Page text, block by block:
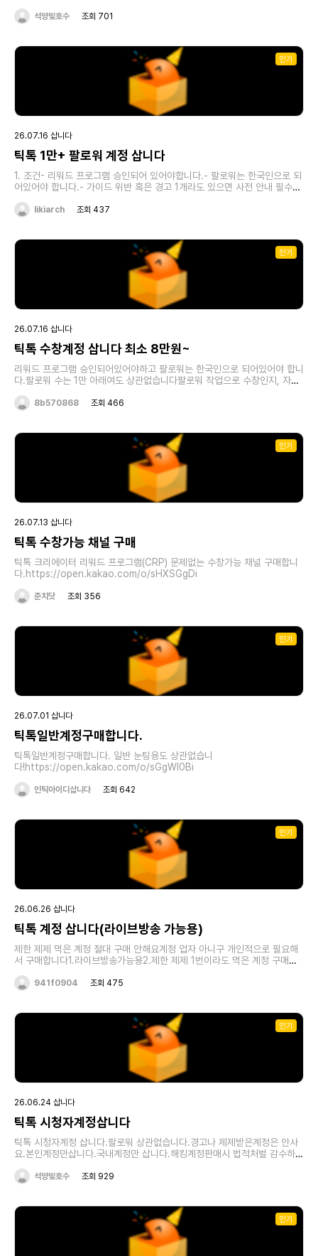
다.절대 선처 없고 합의없습니다.
는 시청자나 사용자수가 가파른속도로 감소하는추세입니다.따라서 틱톡계정
의 판매가격은 계속 하락하고 있습니다.판매하는사람들은 본인이 얼마를 투
한만큼 라이브방송을 보면서 호스트들에게 그에 상응하는 대접을 받았을거
라 생각합니다.본인투자금액만 생각하면서 그에 해당하는만큼 누릴꺼 다 누
리고 또 받을만큼받고 판매하고싶다는건 그냥계속 가지고 있고싶다는거겠
죠..예를들어 천만원짜리 양주를 구매해서 양주는 다마셔놓고 양주병만 파는
데 내가 천만원주고산 양주니까. 양주병은 백만원에 판매한다? 누가 그걸 구
매할사람있을까요?본인이 계정에 투자한만큼의 대접은 이미 호스트들에게
충분히 받았다고 생각합니다,본인이 투자한금액만 고집할려면 그렇게 인정
해주는 분에게 판매하시면됩니다.진짜 틱톡을 접고 현생으로 돌아가실분은
투자한금액 생각안하고 훌훌털고 접으시더라구요..저는 저렴하게 구매할생
각입니다.틱톡계정은 시세라는게 전혀없습니다.시세타령하실분은 뒤로가기
누르시면됩니다.저는 심심할때 방송볼려고 구매하는거라 굳이 비싸게 구매
할이유 없습니다.구매못하면 그냥 새로만들어서 천천히 재미삼아 하면되니
까요.-------틱톡 후원자 레벨별 구매가격표-------37이하계정은. 구매하
않습니다.38레벨 25만원39레벨 30만원40레벨 45만원 (40레벨부터는
전용 아이탬이 있어서 39레벨과 40레벨 가격차이는 있을수밖에 없습니다)
41,42레벨을 구매할이유가 없다고 봅니다).43레벨 70만원 (43부터
44.45는 동일한 전용아이탬이기때문에 44,45는 패스합니다. 43레벨은
40.41.42레벨에 없는 전용아이탬이 있기때문에 구매가격차이가 있을수밖
에 없습니다)46레벨 200만원 (위에 서술한내용참고하시면 이해하시기 빠
르실거예요 )모든거래는 본인확인후 거래가 진행됩니다.39레벨 이상 판매
자계정과 연락처.계좌번호가 동일해야되며 40레벨이상은 추가로. 신분이
동일해야 거래됩니다.위의 내용에 동의하고 판매하실분들은 아래 링크를 클
릭하시고 채팅주세요.참고로 흥정은 절대안합니다.위의 가격표대로 판매하
실분만. 채팅주세요https://open.kakao.com/o/smw3poEi계정판매후
간혹 회수해가는 도둑넘들 있던데 절대 합의 없이 법절차대로 진행되니 잘생
각하시고 판매하셨으면 합니다..(현재3명고소해서 두명은 형사벌금300만
원처벌받았고 별개로민사손해배상300만원 지급명령받았고 한명은 다수의
피해자가 있어 현재 대구교도소에 수감중입니다)이런 불미스러운상황은 안
석양빛호수 조회 701
인기
26.07.16 삽니다
틱톡 1만+ 팔로워 계정 삽니다
1. 조건- 리워드 프로그램 승인되어 있어야합니다.- 팔로워는 한국인으로 되
어있어야 합니다.- 가이드 위반 혹은 경고 1개라도 있으면 사전 안내 필수-
https://open.kakao.com/o/sLOnqLgc- 위 오픈채팅으로 '계정 주
소'와 '틱톡 스튜디오 스샷'을 전달주시면 계정 스탯(타겟층, 알고리즘 상태)
요- 희망하시는 가격 먼저 제시해주세요안전거래 가능하니 연락 부탁드립니
likiarch 조회 437
인기
26.07.16 삽니다
틱톡 수창계정 삽니다 최소 8만원~
리워드 프로그램 승인되어있어야하고 팔로워는 한국인으로 되어있어야 합니
다.팔로워 수는 1만 아래여도 상관없습니다팔로워 작업으로 수창인지, 자력
소 8만원 이사응로 쳐드리겠습니다위반사항이나 자격박탈 영상이 1개라도
있으면 사전에 얘기해주세요https://open.kakao.com/o/sxUbKdEi
8b570868 조회 466
인기
26.07.13 삽니다
틱톡 수창가능 채널 구매
틱톡 크리에이터 리워드 프로그램(CRP) 문제없는 수창가능 채널 구매합니
다.https://open.kakao.com/o/sHXSGgDi
준치닷 조회 356
인기
26.07.01 삽니다
틱톡일반계정구매합니다.
틱톡일반계정구매합니다. 일반 눈팅용도 상관없습니
다!https://open.kakao.com/o/sGgWI0Bi
인틱아이디삽니다 조회 642
인기
26.06.26 삽니다
틱톡 계정 삽니다(라이브방송 가능용)
제한 제제 먹은 계정 절대 구매 안해요계정 업자 아니구 개인적으로 필요해
서 구매합니다1.라이브방송가능용2.제한 제제 1번이라도 먹은 계정 구매안
다4.27년 05월 01일까지 글 계속 유지할거며판매하실분들은 글 오래됐다
하여 연락 피하지마시고그냥 아래번호로 문자 연락주세요전화는 못 받아요
같아요)010-구팔1육-91구공
941f0904 조회 475
인기
26.06.24 삽니다
틱톡 시청자계정삽니다
틱톡 시청자계정 삽니다.팔로워 상관없습니다.경고나 제제받은계정은 안사
요.본인계정만삽니다.국내계정만 삽니다.해킹계정판매시 법적처벌 감수하셔
75판매하실분은 아래링크 클릭하시면됩니다
https://open.kakao.com/o/sZwvbuzi
석양빛호수 조회 929
인기